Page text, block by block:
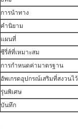
การนำทาง
คำนิยาม
แผนที่
ซีรี่ส์ที่เหมาะสม
การกำหนดค่ามาตรฐาน
อัพเกรดอุปกรณ์เสริมที่สงวนไว้
รุ่นพิเศษ
บันทึก